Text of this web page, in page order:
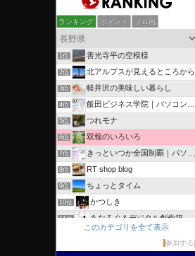
ランキング ポイント ブロ画
1位 善光寺平の空模様
2位 北アルプスが見えるところから
3位 軽井沢の美味しい暮らし
4位 飯田ビジネス学院｜パソコン、簿記、公共職業訓練と求職者支援
5位 つれモナ
6位 双報のいろいろ
7位 きっといつか全国制覇｜パソコン教室、簿記教室のスタッフブログ
8位 RT shop blog
9位 ちょっとタイム
10位 かつしき
11位 あなろぐ＆デジタル創作箱
軽井沢まったり生活 柴犬とともに
13位 がんばれ長野
このカテゴリを全て表示
参加する